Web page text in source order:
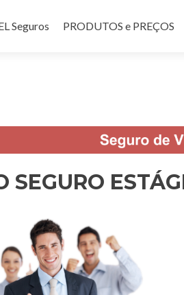
Seguros
PRODUTOS e PREÇOS
SEGURO